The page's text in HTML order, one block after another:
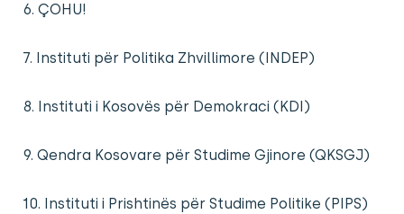
6. ÇOHU!
7. Instituti për Politika Zhvillimore (INDEP)
8. Instituti i Kosovës për Demokraci (KDI)
9. Qendra Kosovare për Studime Gjinore (QKSGJ)
10. Instituti i Prishtinës për Studime Politike (PIPS)